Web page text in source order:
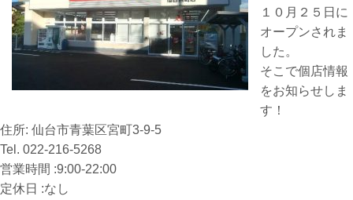
１０月２５日に
オープンされま
した。
そこで個店情報
をお知らせしま
す！
住所: 仙台市青葉区宮町3-9-5
Tel. 022-216-5268
営業時間 :9:00-22:00
定休日 :なし